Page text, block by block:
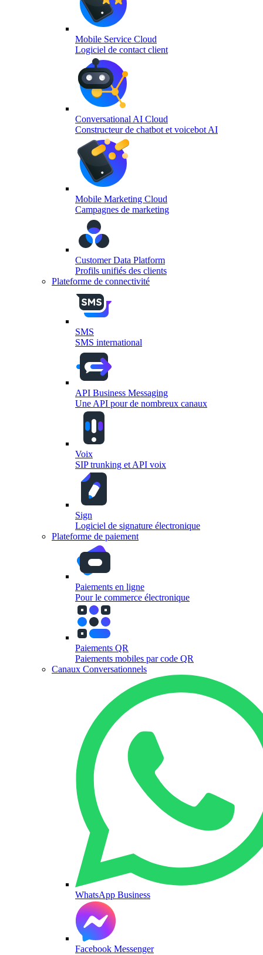
Mobile Service Cloud
Logiciel de contact client
Conversational AI Cloud
Constructeur de chatbot et voicebot AI
Mobile Marketing Cloud
Campagnes de marketing
Customer Data Platform
Profils unifiés des clients
Plateforme de connectivité
SMS
SMS international
API Business Messaging
Une API pour de nombreux canaux
Voix
SIP trunking et API voix
Sign
Logiciel de signature électronique
Plateforme de paiement
Paiements en ligne
Pour le commerce électronique
Paiements QR
Paiements mobiles par code QR
Canaux Conversationnels
WhatsApp Business
Facebook Messenger